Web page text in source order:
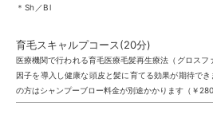
＊Sh／Bl
育毛スキャルプコース(20分)
医療機関で行われる育毛医療毛髪再生療法（グロス
因子を導入し健康な頭皮と髪に育てる効果が期待でき
の方はシャンプーブロー料金が別途かかります（￥